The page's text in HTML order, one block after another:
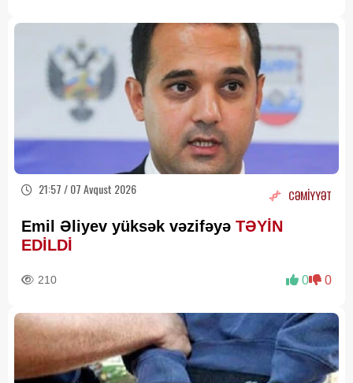
21:57 / 07 Avqust 2026 CƏMİYYƏT
Emil Əliyev yüksək vəzifəyə TƏYİN
EDİLDİ
210 0 0